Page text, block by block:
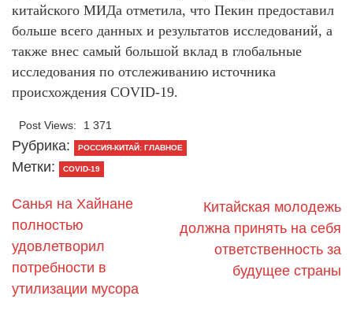
китайского МИДа отметила, что Пекин предоставил
больше всего данных и результатов исследований, а
также внес самый большой вклад в глобальные
исследования по отслеживанию источника
происхождения COVID-19.
Post Views: 1 371
Рубрика: РОССИЯ-КИТАЙ: ГЛАВНОЕ
Метки: COVID-19
Санья на Хайнане
полностью
удовлетворил
потребности в
утилизации мусора
Китайская молодежь
должна принять на себя
ответственность за
будущее страны